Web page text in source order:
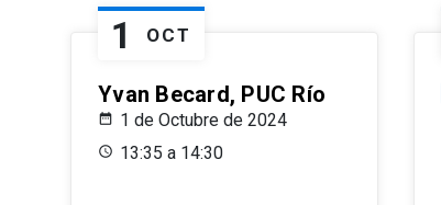
1 OCT
Yvan Becard, PUC Río
1 de Octubre de 2024
13:35 a 14:30